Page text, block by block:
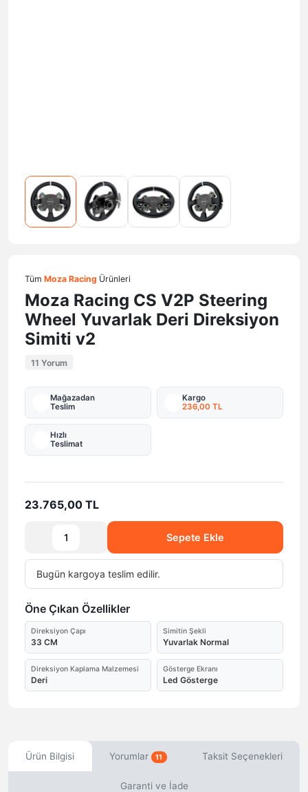
Tüm Moza Racing Ürünleri
Moza Racing CS V2P Steering
Wheel Yuvarlak Deri Direksiyon
Simiti v2
11 Yorum
Mağazadan
Teslim
Kargo
236,00 TL
Hızlı
Teslimat
23.765,00 TL
Sepete Ekle
Bugün kargoya teslim edilir.
Öne Çıkan Özellikler
Direksiyon Çapı
33 CM
Simitin Şekli
Yuvarlak Normal
Direksiyon Kaplama Malzemesi
Deri
Gösterge Ekranı
Led Gösterge
Ürün Bilgisi Yorumlar 11 Taksit Seçenekleri
Garanti ve İade